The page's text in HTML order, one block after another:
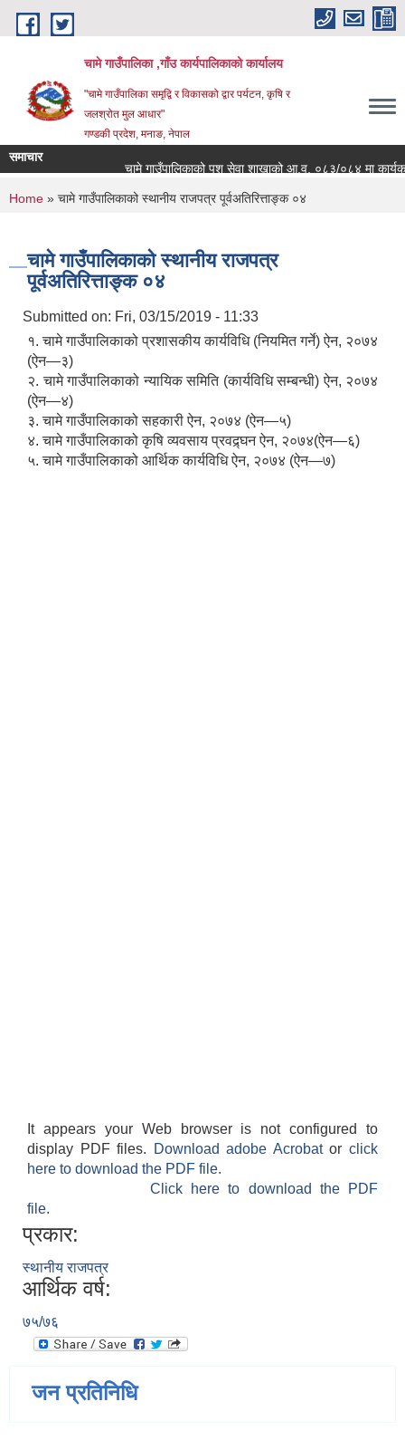
Skip to main content
चामे गाउँपालिका ,गाँउ कार्यपालिकाको कार्यालय
"चामे गाउँपालिका समृद्वि र विकासको द्वार पर्यटन, कृषि र
जलश्रोत मुल आधार"
गण्डकी प्रदेश, मनाङ, नेपाल
समाचार
चामे गाउँपालिकाको पशु सेवा शाखाको आ.व. ०८३/०८४ मा कार्यक्रम
You are here
Home » चामे गाउँपालिकाको स्थानीय राजपत्र पूर्वअतिरित्ताङ्क ०४
चामे गाउँपालिकाको स्थानीय राजपत्र
पूर्वअतिरित्ताङ्क ०४
Submitted on: Fri, 03/15/2019 - 11:33
१. चामे गाउँपालिकाको प्रशासकीय कार्यविधि (नियमित गर्ने) ऐन, २०७४
(ऐन—३)
२. चामे गाउँपालिकाको न्यायिक समिति (कार्यविधि सम्बन्धी) ऐन, २०७४
(ऐन—४)
३. चामे गाउँपालिकाको सहकारी ऐन, २०७४ (ऐन—५)
४. चामे गाउँपालिकाको कृषि व्यवसाय प्रवद्र्घन ऐन, २०७४(ऐन—६)
५. चामे गाउँपालिकाको आर्थिक कार्यविधि ऐन, २०७४ (ऐन—७)
It appears your Web browser is not configured to
display PDF files.
Download adobe Acrobatorclick
here to download the PDF file.
Click here to download the PDF
file.
प्रकार:
स्थानीय राजपत्र
आर्थिक वर्ष:
७५/७६
जन प्रतिनिधि